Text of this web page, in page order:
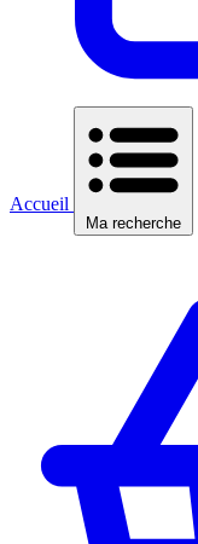
Accueil
Ma recherche